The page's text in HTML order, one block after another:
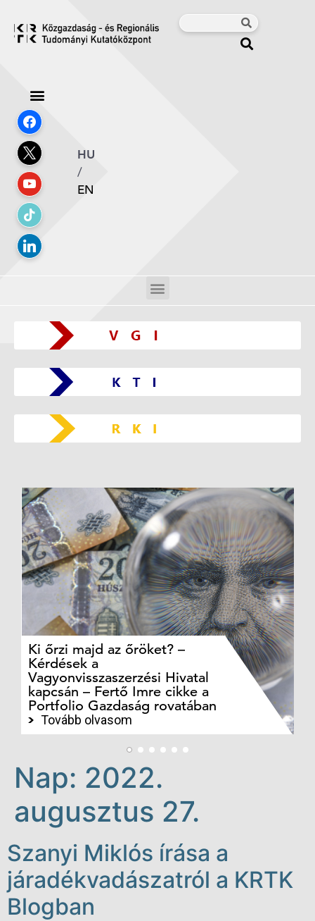
HU
/
EN
Ki őrzi majd az őröket? –
Kérdések a
Vagyonvisszaszerzési Hivatal
kapcsán – Fertő Imre cikke a
Portfolio Gazdaság rovatában
Tovább olvasom
Nap: 2022.
augusztus 27.
Szanyi Miklós írása a
járadékvadászatról a KRTK
Blogban